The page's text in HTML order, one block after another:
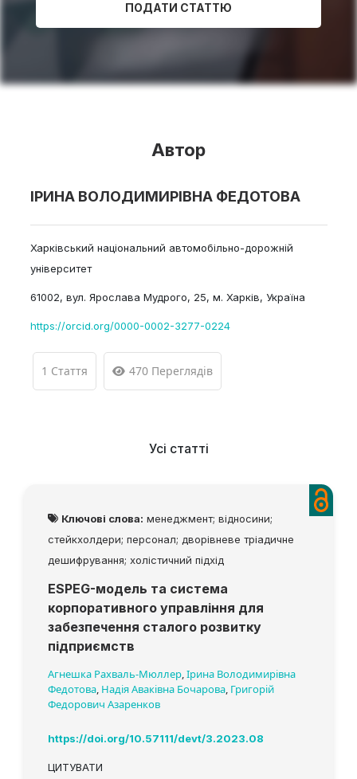
ПОДАТИ СТАТТЮ
Автор
ІРИНА ВОЛОДИМИРІВНА ФЕДОТОВА
Харківський національний автомобільно-дорожній
університет
61002, вул. Ярослава Мудрого, 25, м. Харків, Україна
https://orcid.org/0000-0002-3277-0224
1 Стаття 470 Переглядів
Усі статті
Ключові слова: менеджмент; відносини;
стейкхолдери; персонал; дворівневе тріадичне
дешифрування; холістичний підхід
ESPEG-модель та система
корпоративного управління для
забезпечення сталого розвитку
підприємств
Агнешка Рахваль-Мюллер,Ірина Володимирівна
Федотова, Надія Аваківна Бочарова, Григорій
Федорович Азаренков
https://doi.org/10.57111/devt/3.2023.08
ЦИТУВАТИ